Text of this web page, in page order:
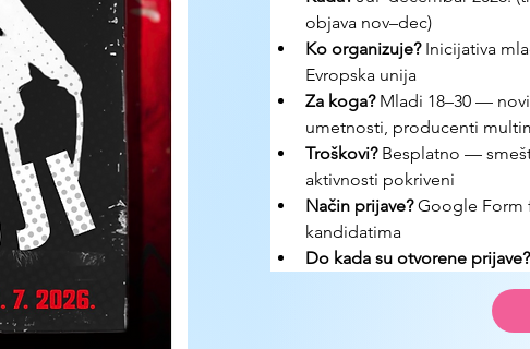
objava nov–dec)
Ko organizuje? Inicijativa
Evropska unija
Za koga? Mladi 18–30 —
umetnosti, producenti
Troškovi? Besplatno —
aktivnosti pokriveni
Način prijave? Google Form
kandidatima
Do kada su otvorene prijave?